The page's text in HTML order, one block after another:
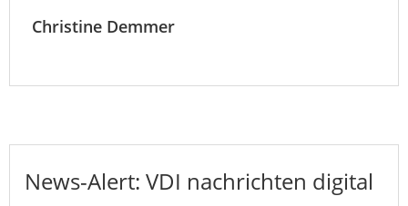
Christine Demmer
News-Alert: VDI nachrichten digital